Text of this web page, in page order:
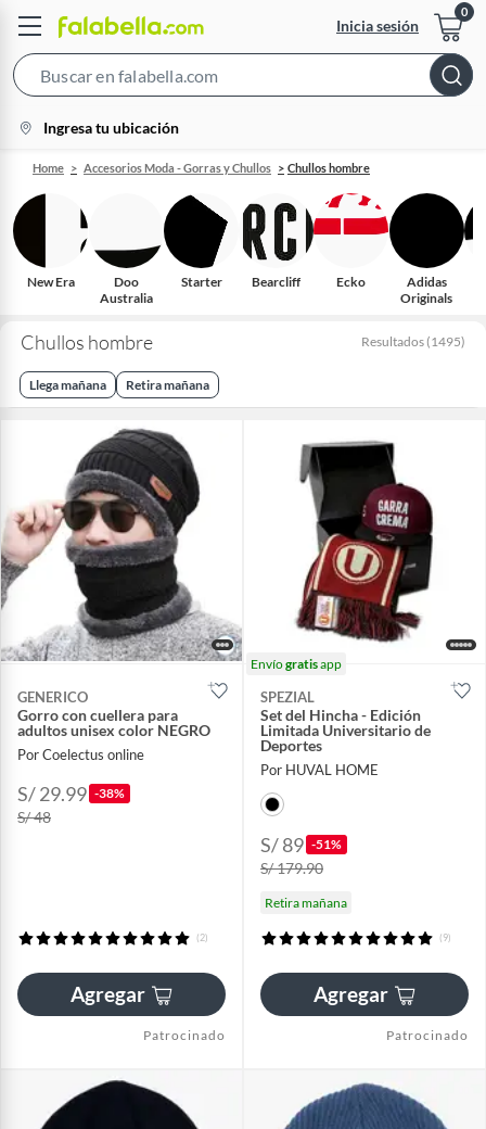
Inicia sesión
Bar
location-
icon
Ingresa tu ubicación
Home Accesorios Moda - Gorras y Chullos Chullos hombre
New Era
Doo
Australia
Starter Bearcliff Ecko
Adidas
Originals
Chullos hombre Resultados (1495)
Llega mañana Retira mañana
GENERICO
Gorro con cuellera para
adultos unisex color NEGRO
Por Coelectus online
S/ 29.99 -38%
S/ 48
(2)
Agregar
Patrocinado
Envíogratisapp
SPEZIAL
Set del Hincha - Edición
Limitada Universitario de
Deportes
Por HUVAL HOME
S/ 89 -51%
S/ 179.90
Retira mañana
(9)
Agregar
Patrocinado